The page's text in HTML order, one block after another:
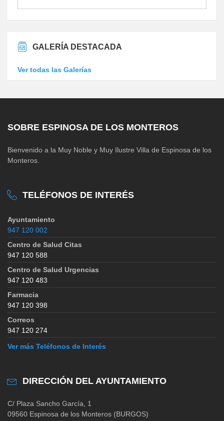
GALERÍA DESTACADA
Ver todas las Galerías
SOBRE ESPINOSA DE LOS MONTEROS
Bienvenido a la Muy Noble y Muy Ilustre Villa de Espinosa de los
Monteros.
TELÉFONOS DE INTERÉS
Ayuntamiento
947 120 002
Centro de Salud Citas
947 120 588
Centro de Salud Urgencias
947 120 483
Farmacia
947 120 398
Correos
947 120 274
Ver más Teléfonos de Interés
DIRECCIÓN DEL AYUNTAMIENTO
C/ Plaza Sancho García, 1
09560 Espinosa de los Monteros (BURGOS)